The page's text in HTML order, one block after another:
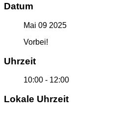
Datum
Mai 09 2025
Vorbei!
Uhrzeit
10:00 - 12:00
Lokale Uhrzeit